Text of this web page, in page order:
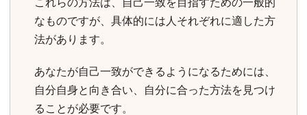
これらの方法は、自己一致を目指すための一般的
なものですが、具体的には人それぞれに適した方
法があります。
あなたが自己一致ができるようになるためには、
自分自身と向き合い、自分に合った方法を見つけ
ることが必要です。